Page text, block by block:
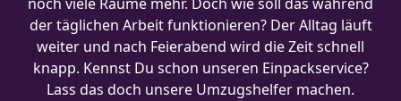
der täglichen Arbeit funktionieren? Der Alltag läuft
weiter und nach Feierabend wird die Zeit schnell
knapp. Kennst Du schon unseren Einpackservice?
Lass das doch unsere Umzugshelfer machen.